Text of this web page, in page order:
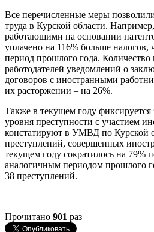
Все перечисленные меры
труда в Курской области.
работающими на основании
уплачено на 116% больше налогов,
период прошлого года.
работодателей уведомлений о
договоров с иностранными
их расторжении – на 26%.
Также в текущем году фиксируется
уровня преступности с участием
констатируют в УМВД по Курской
преступлений, совершенных
текущем году сократилось на 79%
аналогичным периодом прошлого
38 преступлений.
Прочитано 901 раз